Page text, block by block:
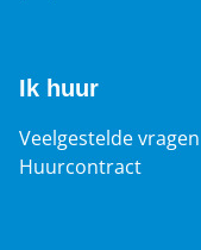
Ik huur
Veelgestelde vragen
Huurcontract